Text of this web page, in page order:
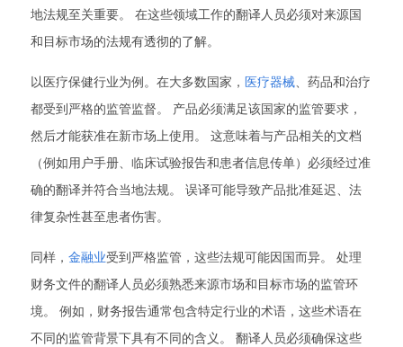
地法规至关重要。 在这些领域工作的翻译人员必须对来源国
和目标市场的法规有透彻的了解。
以医疗保健行业为例。在大多数国家， 医疗器械、药品和治疗
都受到严格的监管监督。 产品必须满足该国家的监管要求，
然后才能获准在新市场上使用。 这意味着与产品相关的文档
（例如用户手册、临床试验报告和患者信息传单）必须经过准
确的翻译并符合当地法规。 误译可能导致产品批准延迟、法
律复杂性甚至患者伤害。
同样， 金融业受到严格监管，这些法规可能因国而异。 处理
财务文件的翻译人员必须熟悉来源市场和目标市场的监管环
境。 例如，财务报告通常包含特定行业的术语，这些术语在
不同的监管背景下具有不同的含义。 翻译人员必须确保这些